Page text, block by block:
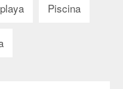
Piscina